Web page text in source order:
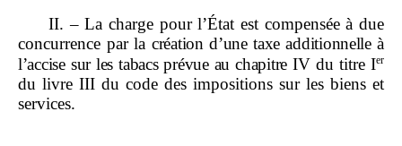
II. – La charge pour l’État est compensée à due
concurrence par la création d’une taxe additionnelle à
l’accise sur les tabacs prévue au chapitre IVdu titre Ier
du livre III du code des impositions sur les biens et
services.